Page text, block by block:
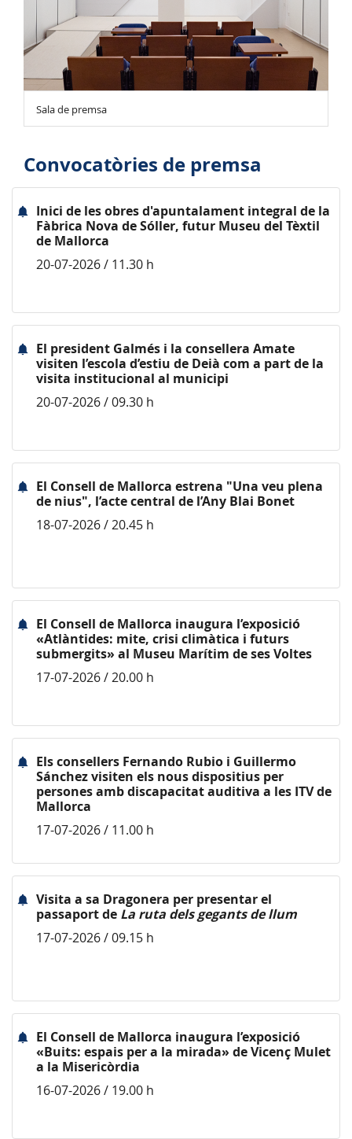
Sala de premsa
Convocatòries de premsa
Inici de les obres d'apuntalament integral de la
Fàbrica Nova de Sóller, futur Museu del Tèxtil
de Mallorca
20-07-2026 / 11.30 h
El president Galmés i la consellera Amate
visiten l’escola d’estiu de Deià com a part de la
visita institucional al municipi
20-07-2026 / 09.30 h
El Consell de Mallorca estrena "Una veu plena
de nius", l’acte central de l’Any Blai Bonet
18-07-2026 / 20.45 h
El Consell de Mallorca inaugura l’exposició
«Atlàntides: mite, crisi climàtica i futurs
submergits» al Museu Marítim de ses Voltes
17-07-2026 / 20.00 h
Els consellers Fernando Rubio i Guillermo
Sánchez visiten els nous dispositius per
persones amb discapacitat auditiva a les ITV de
Mallorca
17-07-2026 / 11.00 h
Visita a sa Dragonera per presentar el
passaport de La ruta dels gegants de llum
17-07-2026 / 09.15 h
El Consell de Mallorca inaugura l’exposició
«Buits: espais per a la mirada» de Vicenç Mulet
a la Misericòrdia
16-07-2026 / 19.00 h